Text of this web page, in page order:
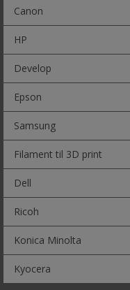
Canon
HP
Develop
Epson
Samsung
Filament til 3D print
Dell
Ricoh
Konica Minolta
Kyocera